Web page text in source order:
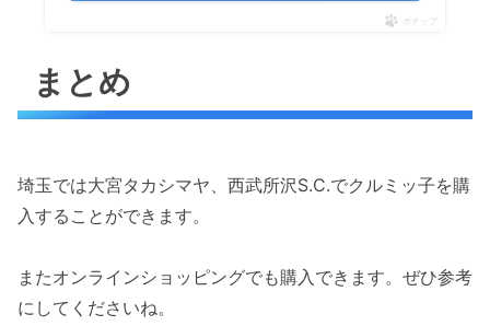
ポチップ
まとめ
埼玉では大宮タカシマヤ、西武所沢S.C.でクルミッ子を購
入することができます。
またオンラインショッピングでも購入できます。ぜひ参考
にしてくださいね。